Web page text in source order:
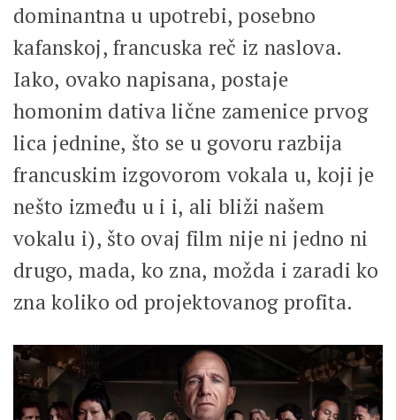
dominantna u upotrebi, posebno
kafanskoj, francuska reč iz naslova.
Iako, ovako napisana, postaje
homonim dativa lične zamenice prvog
lica jednine, što se u govoru razbija
francuskim izgovorom vokala u, koji je
nešto između u i i, ali bliži našem
vokalu i), što ovaj film nije ni jedno ni
drugo, mada, ko zna, možda i zaradi ko
zna koliko od projektovanog profita.